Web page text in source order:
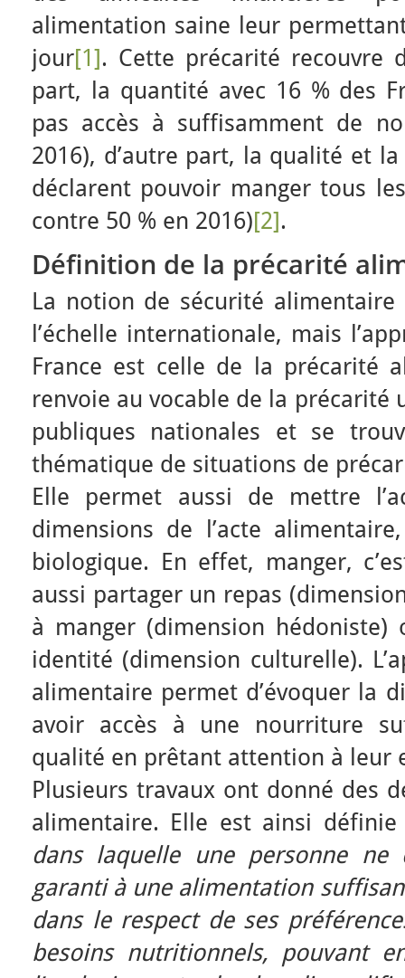
alimentation saine leur
jour[1]. Cette précarité recouvre
part, la quantité avec 16 % des
pas accès à suffisamment de
2016), d’autre part, la qualité et
déclarent pouvoir manger tous
contre 50 % en 2016)[2].
Définition de la précarité
La notion de sécurité
l’échelle internationale, mais
France est celle de la précarité
renvoie au vocable de la précarité
publiques nationales et se
thématique de situations de
Elle permet aussi de mettre
dimensions de l’acte
biologique. En effet, manger,
aussi partager un repas
à manger (dimension hédoniste)
identité (dimension culturelle).
alimentaire permet d’évoquer la
avoir accès à une nourriture
qualité en prêtant attention à leur
Plusieurs travaux ont donné des
alimentaire. Elle est ainsi
dans laquelle une personne ne
garanti à une alimentation
dans le respect de ses
besoins nutritionnels, pouvant